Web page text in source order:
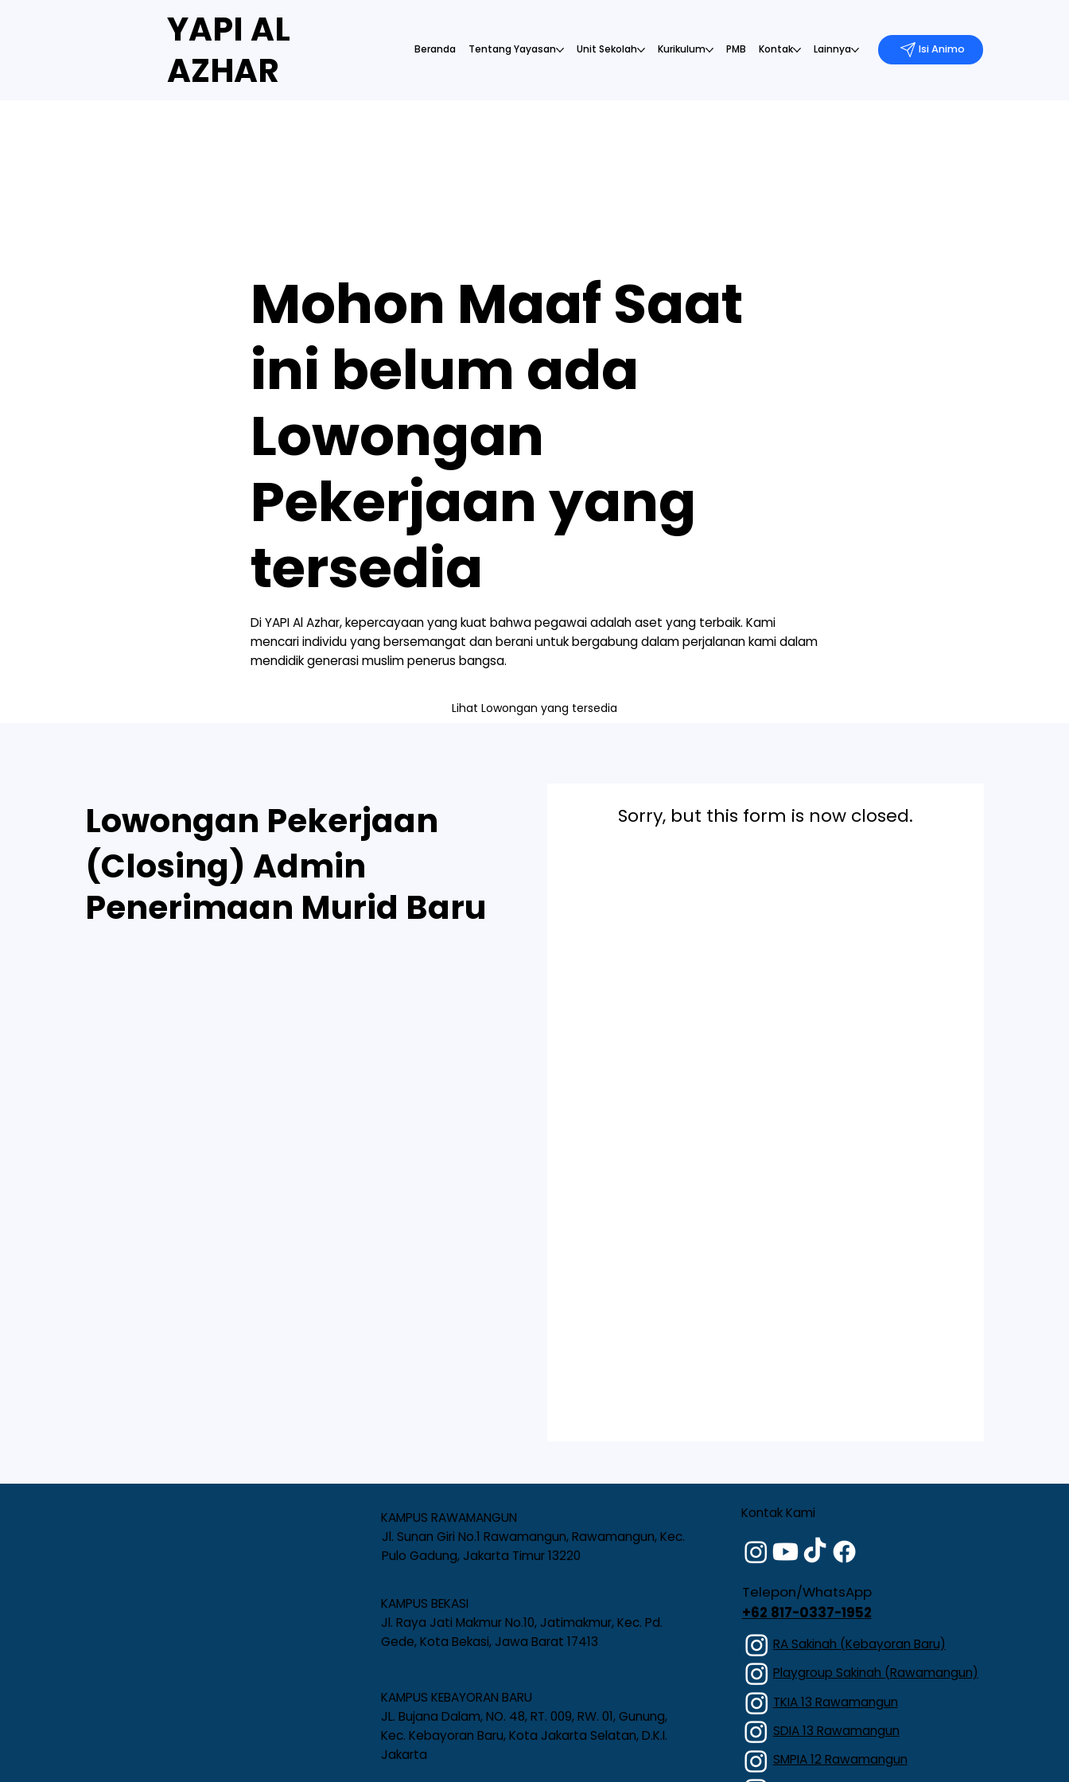
YAPI AL
AZHAR
Beranda Tentang Yayasan Unit Sekolah Kurikulum PMB Kontak Lainnya Isi Animo
Mohon Maaf Saat
ini belum ada
Lowongan
Pekerjaan yang
tersedia
Di YAPI Al Azhar, kepercayaan yang kuat bahwa pegawai adalah aset yang terbaik. Kami
mencari individu yang bersemangat dan berani untuk bergabung dalam perjalanan kami dalam
mendidik generasi muslim penerus bangsa.
Lihat Lowongan yang tersedia
Sorry, but this form is now closed.
Lowongan Pekerjaan
(Closing) Admin
Penerimaan Murid Baru
KAMPUS RAWAMANGUN
Jl. Sunan Giri No.1 Rawamangun, Rawamangun, Kec.
Pulo Gadung, Jakarta Timur 13220
KAMPUS BEKASI
Jl. Raya Jati Makmur No.10, Jatimakmur, Kec. Pd.
Gede, Kota Bekasi, Jawa Barat 17413
KAMPUS KEBAYORAN BARU
JL. Bujana Dalam, NO. 48, RT. 009, RW. 01, Gunung,
Kec. Kebayoran Baru, Kota Jakarta Selatan, D.K.I.
Jakarta
Kontak Kami
Telepon/WhatsApp
+62 817-0337-1952
RA Sakinah (Kebayoran Baru)
Playgroup Sakinah (Rawamangun)
TKIA 13 Rawamangun
SDIA 13 Rawamangun
SMPIA 12 Rawamangun